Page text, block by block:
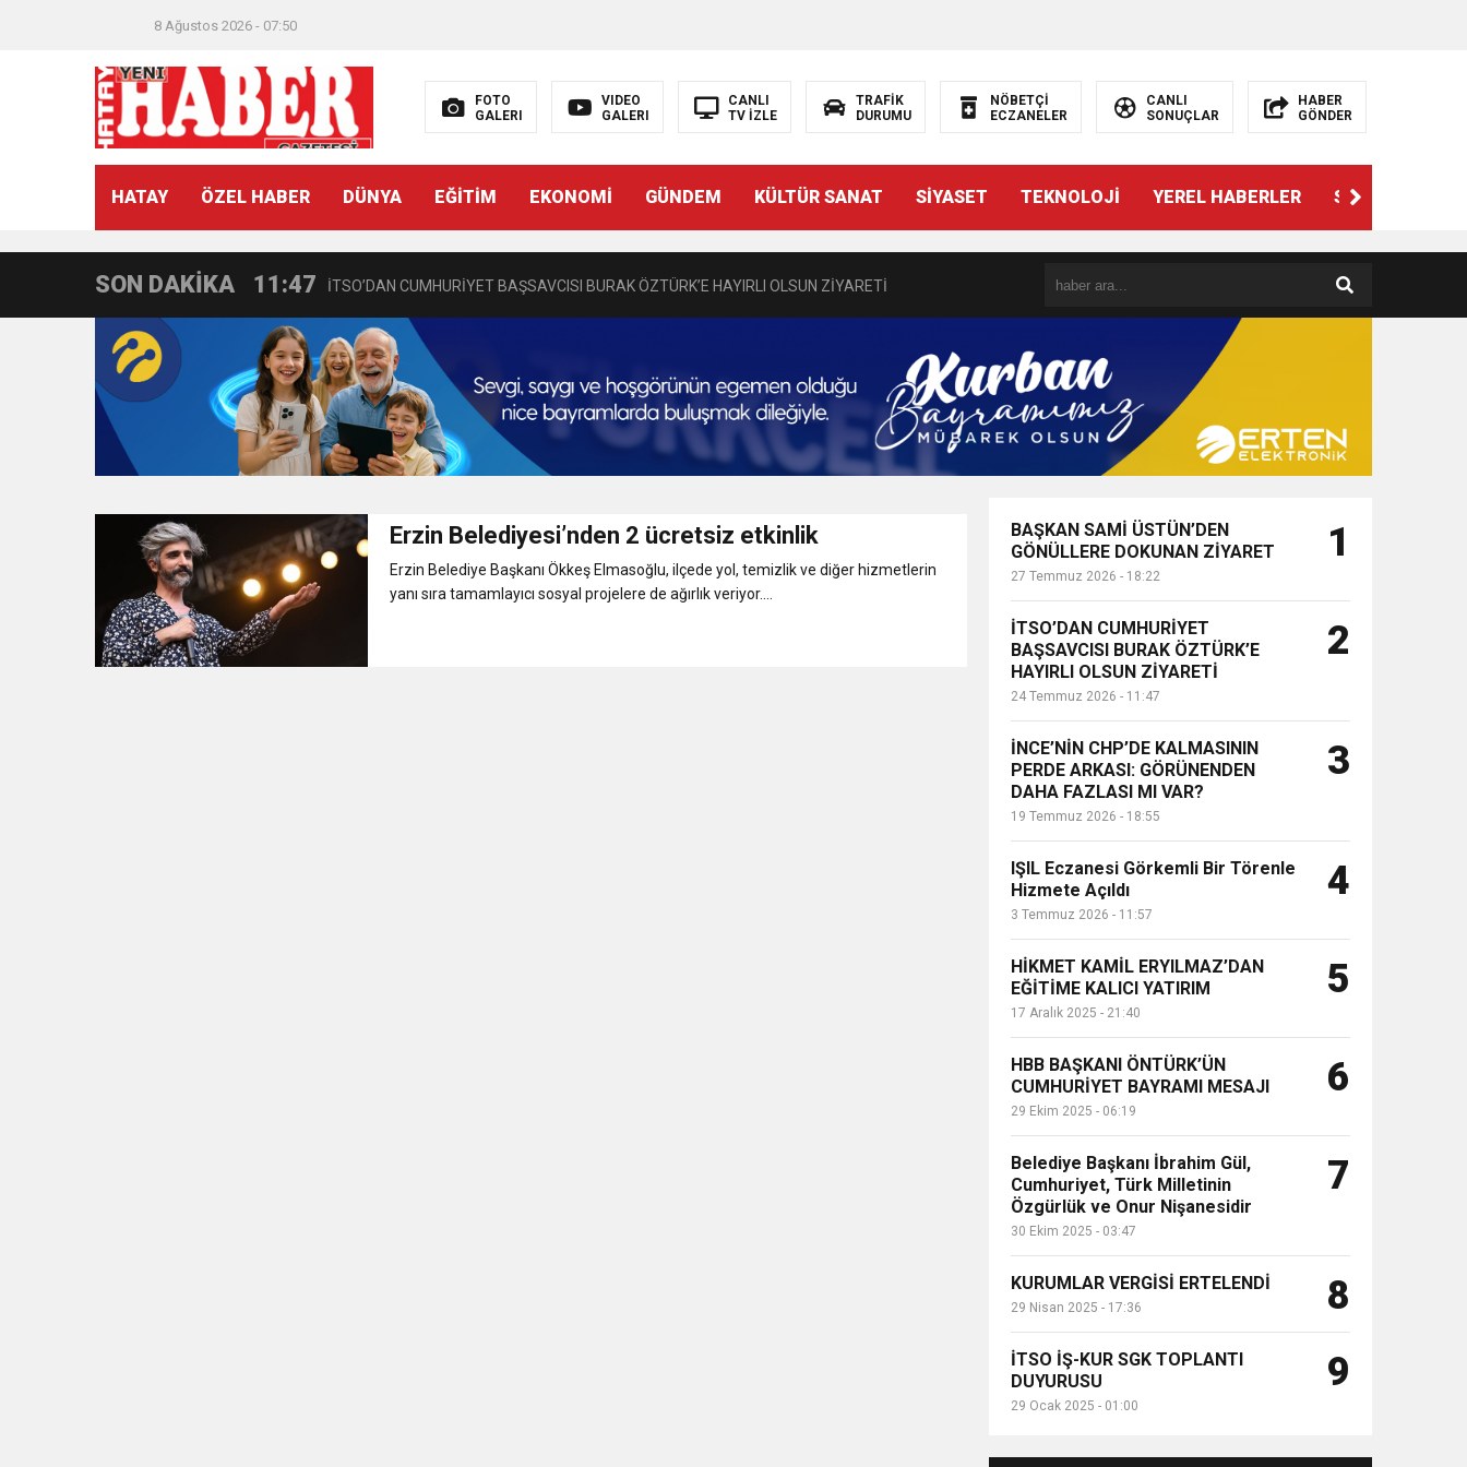
8 Ağustos 2026 - 07:50
FOTO
GALERI
VIDEO
GALERI
CANLI
TV İZLE
TRAFİK
DURUMU
NÖBETÇİ
ECZANELER
CANLI
SONUÇLAR
HABER
GÖNDER
HATAY ÖZEL HABER DÜNYA EĞİTİM EKONOMİ GÜNDEM KÜLTÜR SANAT SİYASET TEKNOLOJİ YEREL HABERLER SPOR
SON DAKİKA
21:40
11:47 İTSO’DAN CUMHURİYET BAŞSAVCISI BURAK ÖZTÜRK’E HAYIRLI OLSUN ZİYARETİ
18:55 İNCE’NİN CHP’DE KALMASININ PERDE ARKASI: GÖRÜNENDEN DAHA FAZLASI MI VAR?
11:57 IŞIL Eczanesi Görkemli Bir Törenle Hizmete Açıldı
21:40
3:47 Belediye Başkanı İbrahim Gül, Cumhuriyet, Türk Milletinin Özgürlük ve Onur Nişanesidir
6:19
Erzin Belediyesi’nden 2 ücretsiz etkinlik
Erzin Belediye Başkanı Ökkeş Elmasoğlu, ilçede yol, temizlik ve diğer hizmetlerin
yanı sıra tamamlayıcı sosyal projelere de ağırlık veriyor....
BAŞKAN SAMİ ÜSTÜN’DEN
GÖNÜLLERE DOKUNAN ZİYARET
27 Temmuz 2026 - 18:22
1
İTSO’DAN CUMHURİYET
BAŞSAVCISI BURAK ÖZTÜRK’E
HAYIRLI OLSUN ZİYARETİ
24 Temmuz 2026 - 11:47
2
İNCE’NİN CHP’DE KALMASININ
PERDE ARKASI: GÖRÜNENDEN
DAHA FAZLASI MI VAR?
19 Temmuz 2026 - 18:55
3
IŞIL Eczanesi Görkemli Bir Törenle
Hizmete Açıldı
3 Temmuz 2026 - 11:57
4
HİKMET KAMİL ERYILMAZ’DAN
EĞİTİME KALICI YATIRIM
17 Aralık 2025 - 21:40
5
HBB BAŞKANI ÖNTÜRK’ÜN
CUMHURİYET BAYRAMI MESAJI
29 Ekim 2025 - 06:19
6
Belediye Başkanı İbrahim Gül,
Cumhuriyet, Türk Milletinin
Özgürlük ve Onur Nişanesidir
30 Ekim 2025 - 03:47
7
KURUMLAR VERGİSİ ERTELENDİ
29 Nisan 2025 - 17:36 8
İTSO İŞ-KUR SGK TOPLANTI
DUYURUSU
29 Ocak 2025 - 01:00
9